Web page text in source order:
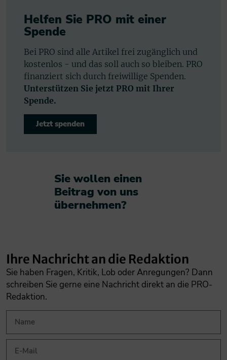
Helfen Sie PRO mit einer
Spende
Bei PRO sind alle Artikel frei zugänglich und
kostenlos - und das soll auch so bleiben. PRO
finanziert sich durch freiwillige Spenden.
Unterstützen Sie jetzt PRO mit Ihrer
Spende.
Jetzt spenden
Sie wollen einen
Beitrag von uns
übernehmen?​
Ihre Nachricht an die Redaktion
Sie haben Fragen, Kritik, Lob oder Anregungen? Dann
schreiben Sie gerne eine Nachricht direkt an die PRO-
Redaktion.